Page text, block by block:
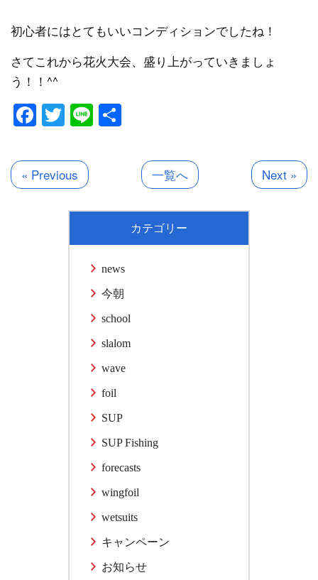
初心者にはとてもいいコンディションでしたね！
さてこれから花火大会、盛り上がっていきましょ
う！！^^
Facebook
Twitter
Line
« Previous 一覧へ Next »
カテゴリー
news
今朝
school
slalom
wave
foil
SUP
SUP Fishing
forecasts
wingfoil
wetsuits
キャンペーン
お知らせ